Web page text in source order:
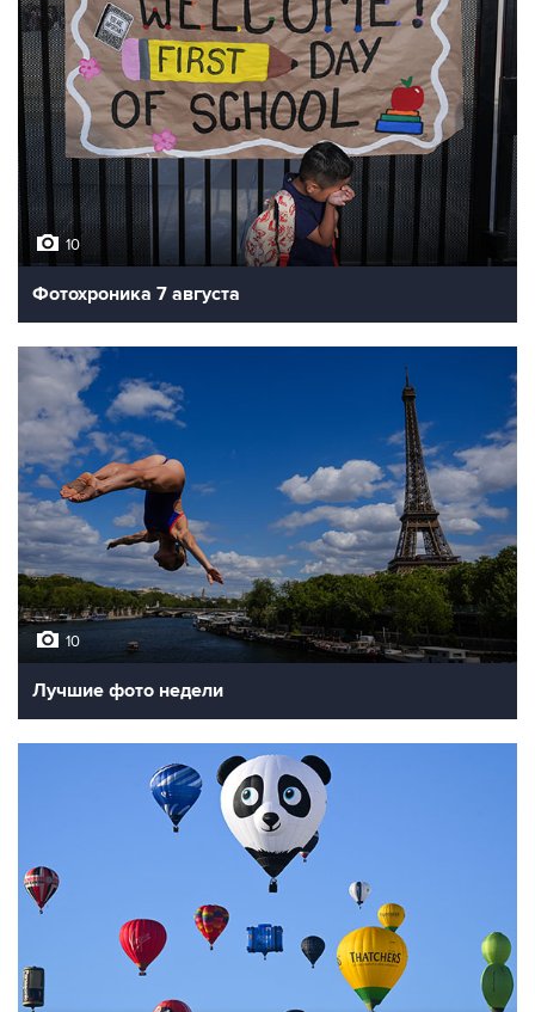
10
Фотохроника 7 августа
10
Лучшие фото недели